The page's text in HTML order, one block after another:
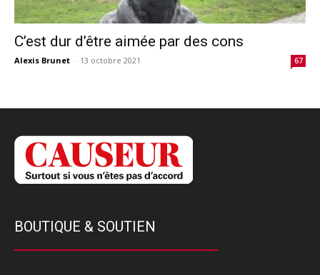
C’est dur d’être aimée par des cons
Alexis Brunet - 13 octobre 2021 67
BOUTIQUE & SOUTIEN